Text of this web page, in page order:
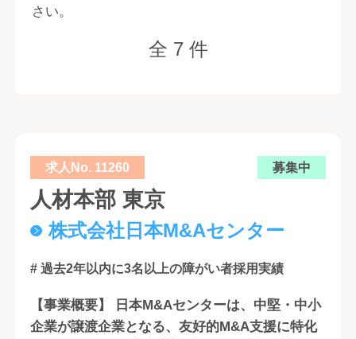
さい。
全 7 件
求人No. 11260 募集中
人材本部 東京
株式会社日本M&Aセンター
# 過去2年以内に3名以上の障がい者採用実績
【事業概要】 日本M&Aセンターは、中堅・中小
企業が譲渡企業となる、友好的M&A支援に特化